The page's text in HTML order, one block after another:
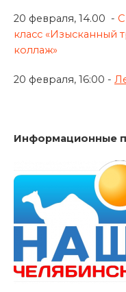
20 февраля, 14.00 -
класс «Изысканный
коллаж»
20 февраля, 16:00 -
Информационные